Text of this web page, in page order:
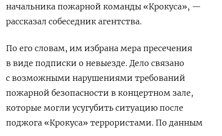
начальника пожарной команды «Крокуса», —
рассказал собеседник агентства.
По его словам, им избрана мера пресечения
в виде подписки о невыезде. Дело связано
с возможными нарушениями требований
пожарной безопасности в концертном зале,
которые могли усугубить ситуацию после
поджога «Крокуса» террористами. По данным